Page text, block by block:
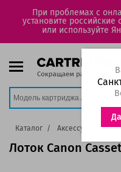
При проблемах с
установите
или используйте
Да
Каталог Аксессуары для
Лоток Canon